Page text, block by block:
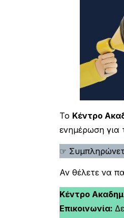
Το Κέντρο
ενημέρωση για
☞
Αν θέλετε να
Κέντρο
Επικοινωνία: